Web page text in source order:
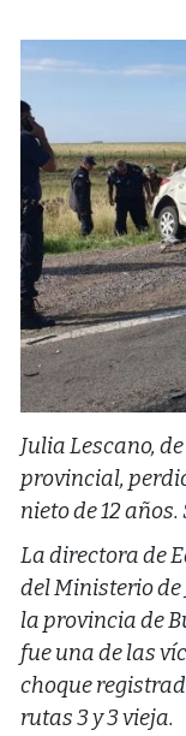
Julia Lescano,
provincial,
nieto de 12
La directora de
del Ministerio de
la provincia de
fue una de las
choque
rutas 3 y 3 vieja.